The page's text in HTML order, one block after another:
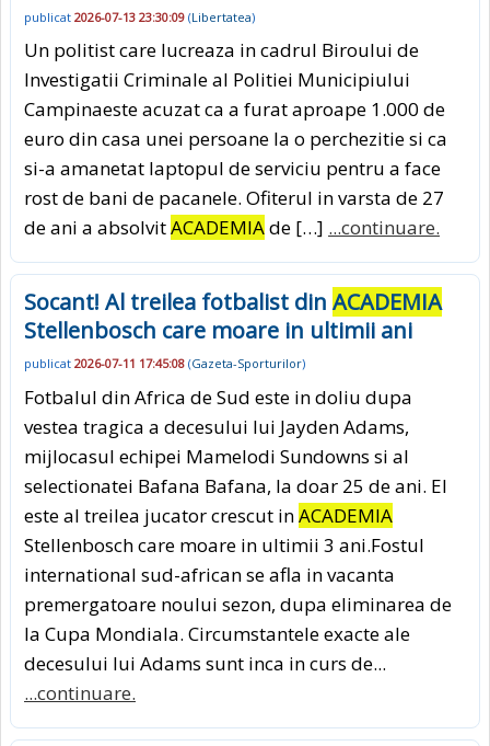
publicat 2026-07-13 23:30:09 (Libertatea)
Un politist care lucreaza in cadrul Biroului de
Investigatii Criminale al Politiei Municipiului
Campinaeste acuzat ca a furat aproape 1.000 de
euro din casa unei persoane la o perchezitie si ca
si-a amanetat laptopul de serviciu pentru a face
rost de bani de pacanele. Ofiterul in varsta de 27
de ani a absolvitACADEMIAde […] ...continuare.
Socant! Al treilea fotbalist din ACADEMIA
Stellenbosch care moare in ultimii ani
publicat 2026-07-11 17:45:08 (Gazeta-Sporturilor)
Fotbalul din Africa de Sud este in doliu dupa
vestea tragica a decesului lui Jayden Adams,
mijlocasul echipei Mamelodi Sundowns si al
selectionatei Bafana Bafana, la doar 25 de ani. El
este al treilea jucator crescut inACADEMIA
Stellenbosch care moare in ultimii 3 ani.Fostul
international sud-african se afla in vacanta
premergatoare noului sezon, dupa eliminarea de
la Cupa Mondiala. Circumstantele exacte ale
decesului lui Adams sunt inca in curs de...
...continuare.